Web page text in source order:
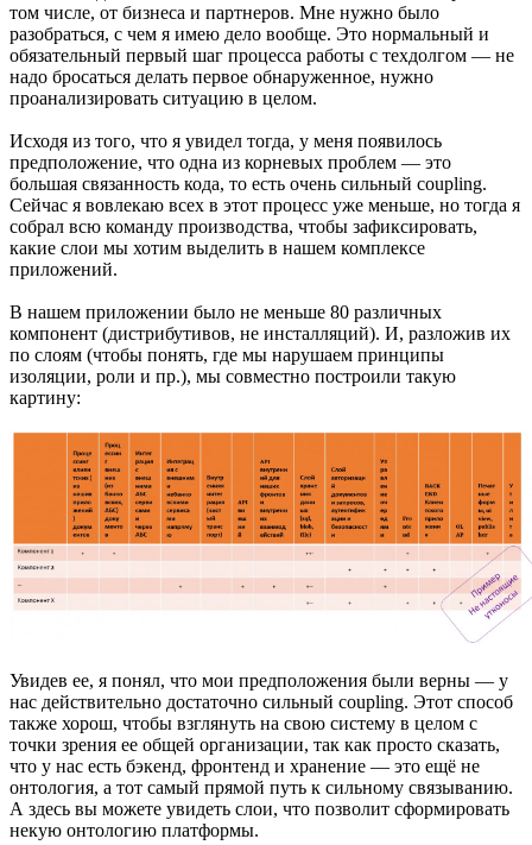
том числе, от бизнеса и партнеров. Мне нужно было
разобраться, с чем я имею дело вообще. Это нормальный и
обязательный первый шаг процесса работы с техдолгом — не
надо бросаться делать первое обнаруженное, нужно
проанализировать ситуацию в целом.
Исходя из того, что я увидел тогда, у меня появилось
предположение, что одна из корневых проблем — это
большая связанность кода, то есть очень сильный coupling.
Сейчас я вовлекаю всех в этот процесс уже меньше, но тогда я
собрал всю команду производства, чтобы зафиксировать,
какие слои мы хотим выделить в нашем комплексе
приложений.
В нашем приложении было не меньше 80 различных
компонент (дистрибутивов, не инсталляций). И, разложив их
по слоям (чтобы понять, где мы нарушаем принципы
изоляции, роли и пр.), мы совместно построили такую
картину:
Увидев ее, я понял, что мои предположения были верны — у
нас действительно достаточно сильный coupling. Этот способ
также хорош, чтобы взглянуть на свою систему в целом с
точки зрения ее общей организации, так как просто сказать,
что у нас есть бэкенд, фронтенд и хранение — это ещё не
онтология, а тот самый прямой путь к сильному связыванию.
А здесь вы можете увидеть слои, что позволит сформировать
некую онтологию платформы.